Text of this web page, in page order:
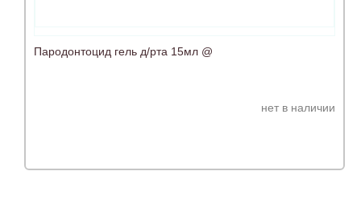
Пародонтоцид гель д/рта 15мл @
нет в наличии